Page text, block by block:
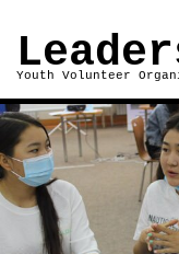
Youth Volunteer